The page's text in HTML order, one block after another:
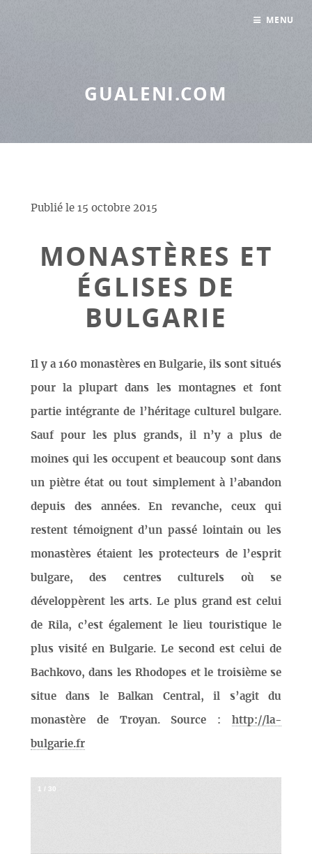
GUALENI.COM
Publié le 15 octobre 2015
MONASTÈRES ET
ÉGLISES DE
BULGARIE
Il y a 160 monastères en Bulgarie, ils sont situés
pour la plupart dans les montagnes et font
partie intégrante de l’héritage culturel bulgare.
Sauf pour les plus grands, il n’y a plus de
moines qui les occupent et beaucoup sont dans
un piètre état ou tout simplement à l’abandon
depuis des années. En revanche, ceux qui
restent témoignent d’un passé lointain ou les
monastères étaient les protecteurs de l’esprit
bulgare, des centres culturels où se
développèrent les arts. Le plus grand est celui
de Rila, c’est également le lieu touristique le
plus visité en Bulgarie. Le second est celui de
Bachkovo, dans les Rhodopes et le troisième se
situe dans le Balkan Central, il s’agit du
monastère de Troyan. Source : http://la-
bulgarie.fr
1 / 30
MENU